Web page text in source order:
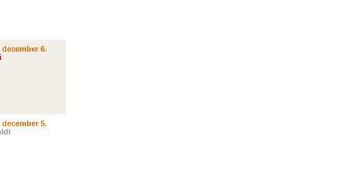
december 6.
december 5.